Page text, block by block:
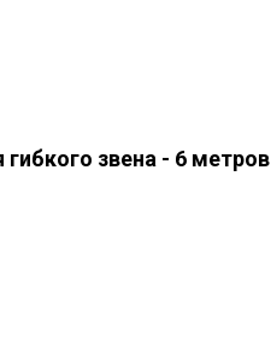
звена - 6 метров